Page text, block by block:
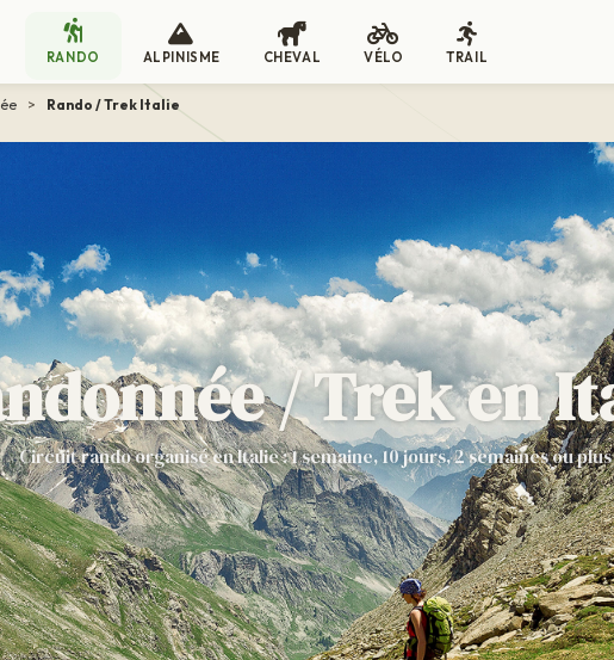
RANDO ALPINISME CHEVAL VÉLO TRAIL
> Rando / Trek Italie
/ Trek en
Circuit rando organisé en Italie : 1 semaine, 10 jours, 2 semaines ou plus